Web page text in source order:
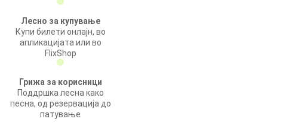
Лесно за купување
Купи билети онлајн, во
апликацијата или во
FlixShop
Грижа за корисници
Поддршка лесна како
песна, од резервација до
патување